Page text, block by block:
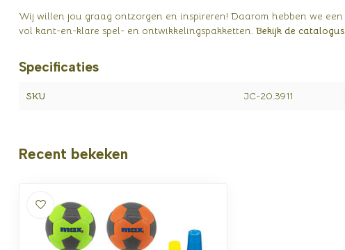
Wij willen jou graag ontzorgen en inspireren! Daarom hebben we een
vol kant-en-klare spel- en ontwikkelingspakketten. Bekijk de catalogus
Specificaties
SKU JC-20.3911
Recent bekeken